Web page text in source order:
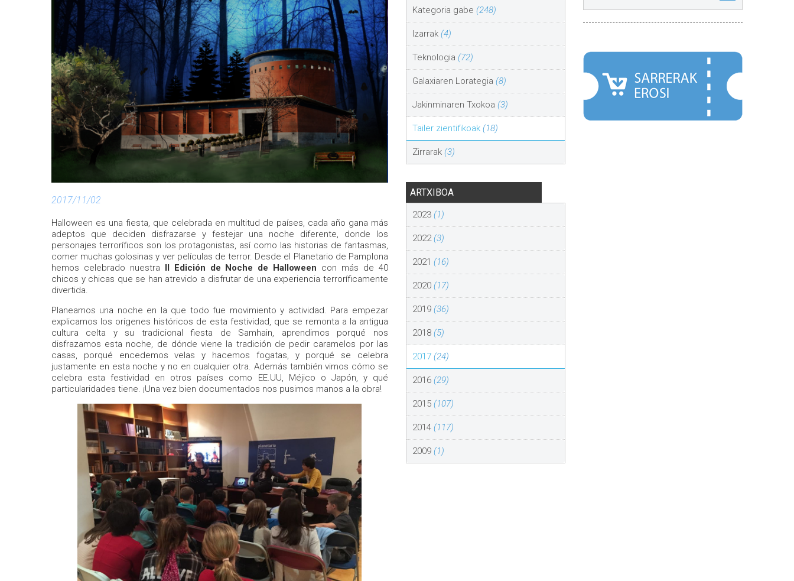
2017/11/02
Halloween es una fiesta, que celebrada en multitud de países, cada año gana más
adeptos que deciden disfrazarse y festejar una noche diferente, donde los
personajes terroríficos son los protagonistas, así como las historias de fantasmas,
comer muchas golosinas y ver películas de terror. Desde el Planetario de Pamplona
hemos celebrado nuestra
II Edición de Noche de Halloween con más de 40
chicos y chicas que se han atrevido a disfrutar de una experiencia terroríficamente
divertida.
Planeamos una noche en la que todo fue movimiento y actividad. Para empezar
explicamos los orígenes históricos de esta festividad, que se remonta a la antigua
cultura celta y su tradicional fiesta de Samhain, aprendimos porqué nos
disfrazamos esta noche, de dónde viene la tradición de pedir caramelos por las
casas, porqué encedemos velas y hacemos fogatas, y porqué se celebra
justamente en esta noche y no en cualquier otra. Además también vimos cómo se
celebra esta festividad en otros países como EE.UU, Méjico o Japón, y qué
particularidades tiene. ¡Una vez bien documentados nos pusimos manos a la obra!
Kategoria gabe (248)
Izarrak (4)
Teknologia (72)
Galaxiaren Lorategia (8)
Jakinminaren Txokoa (3)
Tailer zientifikoak (18)
Zirrarak (3)
ARTXIBOA
2023 (1)
2022(3)
2021 (16)
2020 (17)
2019 (36)
2018 (5)
2017 (24)
2016 (29)
2015 (107)
2014 (117)
2009 (1)